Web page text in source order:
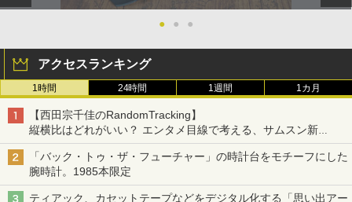
● ● ●
アクセスランキング
1時間 24時間 1週間 1カ月
【西田宗千佳のRandomTracking】
縦横比はどれがいい？ エンタメ目線で考える、サムスン新
「Galaxy Z Fold」
「バック・トゥ・ザ・フューチャー」の時計台をモチーフにした
腕時計。1985本限定
ティアック、カセットテープなどをデジタル化する「思い出アー